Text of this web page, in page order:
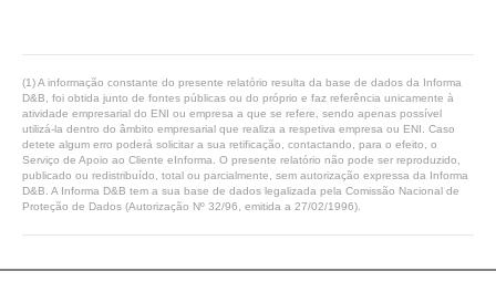
(1) A informação constante do presente relatório resulta da base de dados da Informa
D&B, foi obtida junto de fontes públicas ou do próprio e faz referência unicamente à
atividade empresarial do ENI ou empresa a que se refere, sendo apenas possível
utilizá-la dentro do âmbito empresarial que realiza a respetiva empresa ou ENI. Caso
detete algum erro poderá solicitar a sua retificação, contactando, para o efeito, o
Serviço de Apoio ao Cliente eInforma. O presente relatório não pode ser reproduzido,
publicado ou redistribuído, total ou parcialmente, sem autorização expressa da Informa
D&B. A Informa D&B tem a sua base de dados legalizada pela Comissão Nacional de
Proteção de Dados (Autorização Nº 32/96, emitida a 27/02/1996).